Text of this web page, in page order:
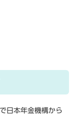
日本年金機構から